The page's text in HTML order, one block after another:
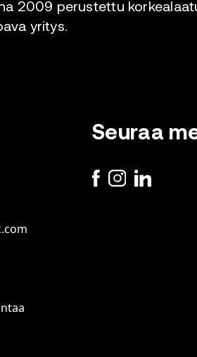
2009 perustettu
yritys.
Seuraa